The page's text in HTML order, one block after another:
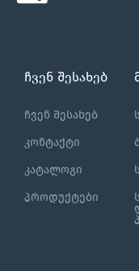
ჩვენ შესახებ
ჩვენ შესახებ
კონტაქტი
კატალოგი
პროდუქტები